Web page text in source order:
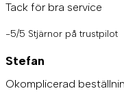
Tack för bra service
-5/5 Stjärnor på trustpilot
Stefan
Okomplicerad